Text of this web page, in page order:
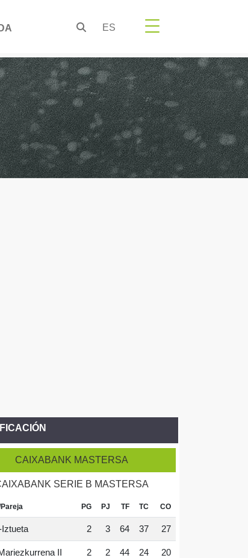
ES
CAIXABANK MASTERSA
SERIE B MASTERSA
PG PJ TF TC CO
2 3 64 37 27
II 2 2 44 24 20